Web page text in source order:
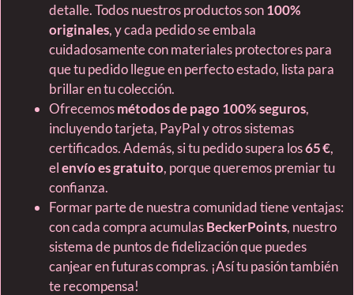
detalle. Todos nuestros productos son100%
originales, y cada pedido se embala
cuidadosamente con materiales protectores para
que tu pedido llegue en perfecto estado, lista para
brillar en tu colección.
Ofrecemosmétodos de pago 100% seguros,
incluyendo tarjeta, PayPal y otros sistemas
certificados. Además, si tu pedido supera los65 €,
elenvío es gratuito, porque queremos premiar tu
confianza.
Formar parte de nuestra comunidad tiene ventajas:
con cada compra acumulasBeckerPoints, nuestro
sistema de puntos de fidelización que puedes
canjear en futuras compras. ¡Así tu pasión también
te recompensa!